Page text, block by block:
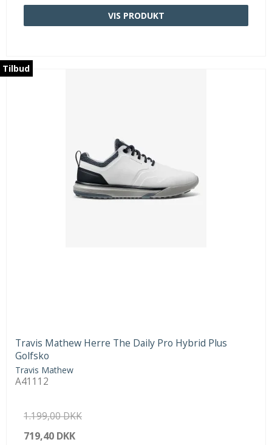
VIS PRODUKT
Tilbud
Travis Mathew Herre The Daily Pro Hybrid Plus
Golfsko
Travis Mathew
A41112
1.199,00 DKK
719,40 DKK